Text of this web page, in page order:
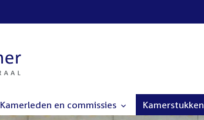
Kamerleden en commissies Kamerstukken